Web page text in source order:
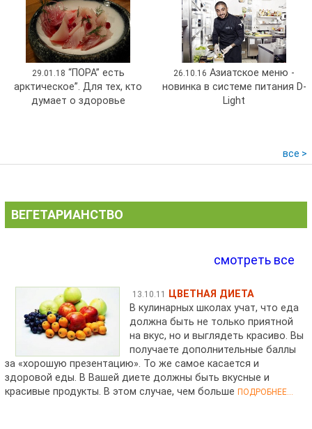
29.01.18 “ПОРА” есть
арктическое”. Для тех, кто
думает о здоровье
26.10.16 Азиатское меню -
новинка в системе питания D-
Light
все >
ВЕГЕТАРИАНСТВО
смотреть все
13.10.11
ЦВЕТНАЯ ДИЕТА
В кулинарных школах учат, что еда
должна быть не только приятной
на вкус, но и выглядеть красиво. Вы
получаете дополнительные баллы
за «хорошую презентацию». То же самое касается и
здоровой еды. В Вашей диете должны быть вкусные и
красивые продукты. В этом случае, чем большеПОДРОБНЕЕ...